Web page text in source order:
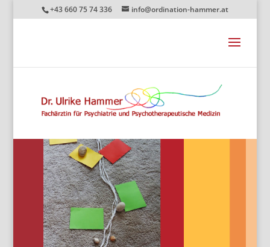
+43 660 75 74 336 info@ordination-hammer.at